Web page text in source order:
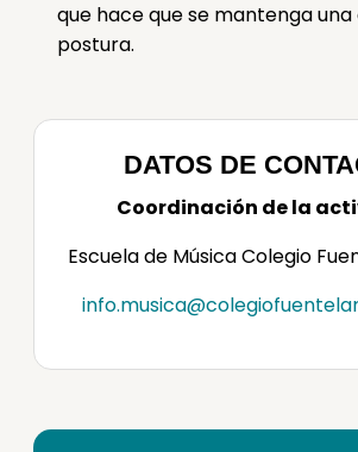
que hace que se mantenga
postura.
DATOS DE
Coordinación de la
Escuela de Música Colegio